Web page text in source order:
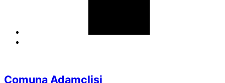
Comuna Adamclisi